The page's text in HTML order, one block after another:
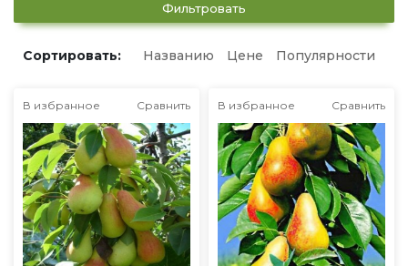
Фильтровать
Сортировать: Названию Цене Популярности
В избранное Сравнить В избранное Сравнить